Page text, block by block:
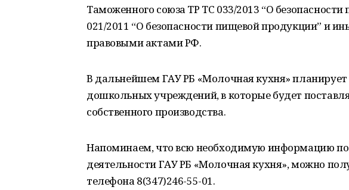
Таможенного союза ТР ТС 033/2013 “О
021/2011 “О безопасности пищевой продукции” и
правовыми актами РФ.
В дальнейшем ГАУ РБ «Молочная кухня»
дошкольных учреждений, в которые будет
собственного производства.
Напоминаем, что всю необходимую информацию
деятельности ГАУ РБ «Молочная кухня», можно
телефона 8(347)246-55-01.